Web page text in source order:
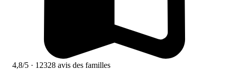
4,8/5 · 12328 avis des familles